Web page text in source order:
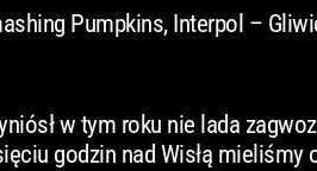
Pumpkins, Interpol –
w tym roku nie lada
godzin nad Wisłą